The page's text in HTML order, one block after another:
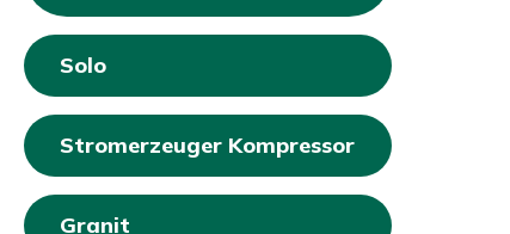
Solo
Stromerzeuger Kompressor
Granit